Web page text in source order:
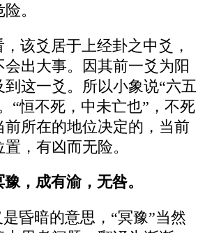
。
，该爻居于上经卦之中爻，
出大事。因其前一爻为阳
到这一爻。所以小象说“六五
“恒不死，中未亡也”，不死
前所在的地位决定的，当前
，有凶而无险。
，成有渝，无咎。
是昏暗的意思，“冥豫”当然